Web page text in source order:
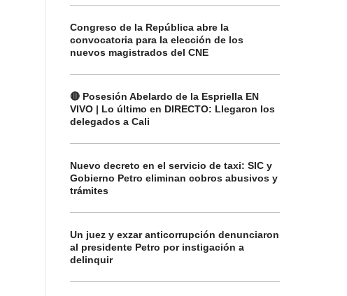
Congreso de la República abre la
convocatoria para la elección de los
nuevos magistrados del CNE
🔴 Posesión Abelardo de la Espriella EN
VIVO | Lo último en DIRECTO: Llegaron los
delegados a Cali
Nuevo decreto en el servicio de taxi: SIC y
Gobierno Petro eliminan cobros abusivos y
trámites
Un juez y exzar anticorrupción denunciaron
al presidente Petro por instigación a
delinquir